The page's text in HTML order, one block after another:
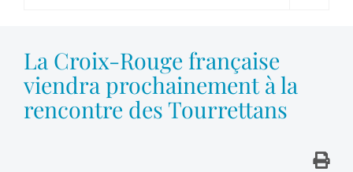
La Croix-Rouge française
viendra prochainement à la
rencontre des Tourrettans